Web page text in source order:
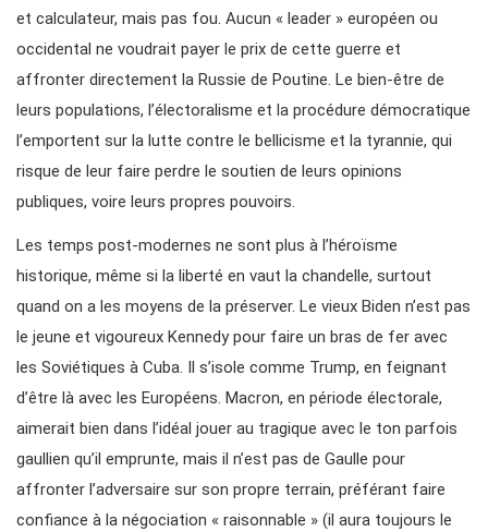
et calculateur, mais pas fou. Aucun « leader » européen ou
occidental ne voudrait payer le prix de cette guerre et
affronter directement la Russie de Poutine. Le bien-être de
leurs populations, l’électoralisme et la procédure démocratique
l’emportent sur la lutte contre le bellicisme et la tyrannie, qui
risque de leur faire perdre le soutien de leurs opinions
publiques, voire leurs propres pouvoirs.
Les temps post-modernes ne sont plus à l’héroïsme
historique, même si la liberté en vaut la chandelle, surtout
quand on a les moyens de la préserver. Le vieux Biden n’est pas
le jeune et vigoureux Kennedy pour faire un bras de fer avec
les Soviétiques à Cuba. Il s’isole comme Trump, en feignant
d’être là avec les Européens. Macron, en période électorale,
aimerait bien dans l’idéal jouer au tragique avec le ton parfois
gaullien qu’il emprunte, mais il n’est pas de Gaulle pour
affronter l’adversaire sur son propre terrain, préférant faire
confiance à la négociation « raisonnable » (il aura toujours le